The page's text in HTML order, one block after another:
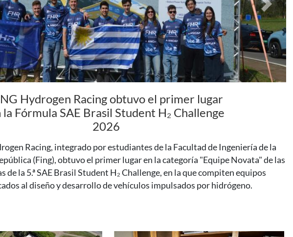
Coloquio de Física: El agujero negro
supermasivo del centro de nuestra galaxia
Gastón Gilbert hará una introducción a la física de los agujeros negros y
de estos astros en la última década. Será el 13 de agosto, a las 17
Siguiente